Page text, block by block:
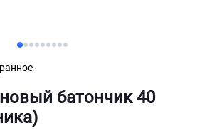
батончик 40